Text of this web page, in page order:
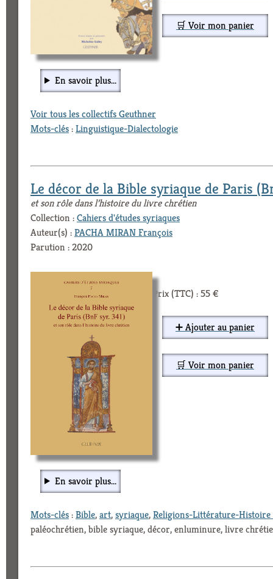
🛒 Voir mon panier
En savoir plus...
Voir tous les collectifs Geuthner
Mots-clés:Linguistique-Dialectologie
Le décor de la Bible syriaque de Paris
et son rôle dans l’histoire du livre chrétien
Collection :Cahiers d'études syriaques
Auteur(s) :PACHA MIRAN François
Parution : 2020
Prix (TTC) : 55 €
➕ Ajouter au panier
🛒 Voir mon panier
En savoir plus...
Mots-clés:Bible,art,syriaque,Religions-Littérature-Histoire
paléochrétien, bible syriaque, décor, enluminure, livre